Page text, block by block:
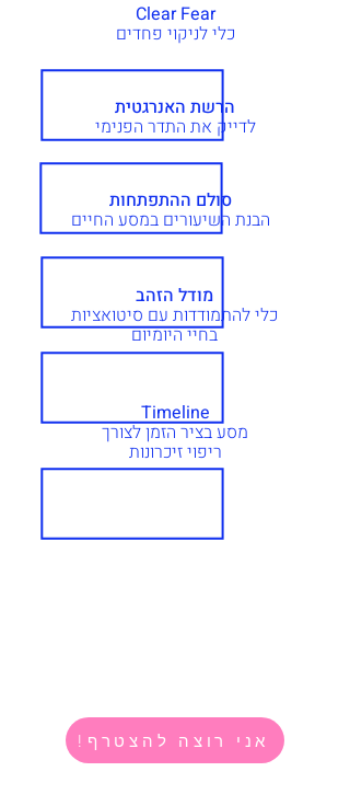
Clear Fear
כלי לניקוי פחדים
הרשת האנרגטית
לדייק את התדר הפנימי
סולם ההתפתחות
הבנת השיעורים במסע החיים
מודל הזהב
כלי להתמודדות עם סיטואציות
בחיי היומיום
Timeline
מסע בציר הזמן לצורך
ריפוי זיכרונות
!אני רוצה להצטרף